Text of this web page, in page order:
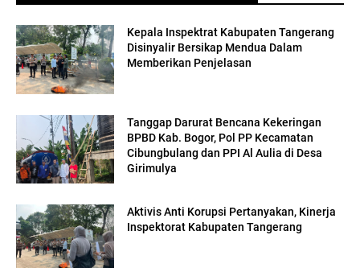
Kepala Inspektrat Kabupaten Tangerang
Disinyalir Bersikap Mendua Dalam
Memberikan Penjelasan
Tanggap Darurat Bencana Kekeringan
BPBD Kab. Bogor, Pol PP Kecamatan
Cibungbulang dan PPI Al Aulia di Desa
Girimulya
Aktivis Anti Korupsi Pertanyakan, Kinerja
Inspektorat Kabupaten Tangerang